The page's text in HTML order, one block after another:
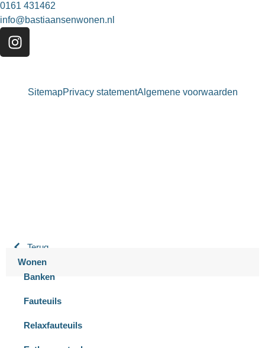
0161 431462
info@bastiaansenwonen.nl
SitemapPrivacy statementAlgemene voorwaarden
Terug
Wonen
Banken
Fauteuils
Relaxfauteuils